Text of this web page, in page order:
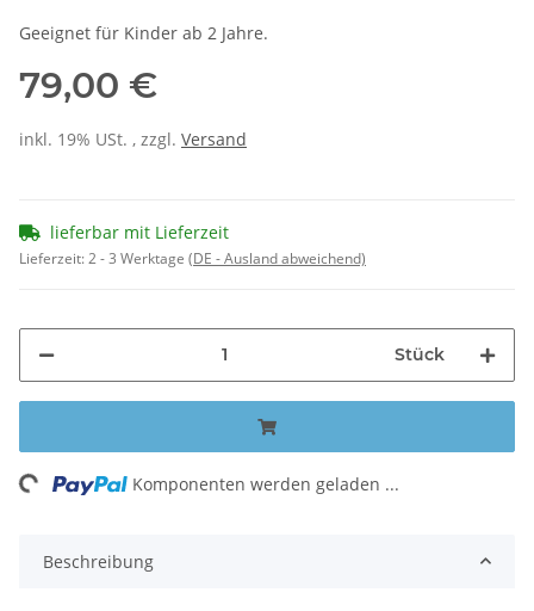
Geeignet für Kinder ab 2 Jahre.
79,00 €
inkl. 19% USt. , zzgl. Versand
lieferbar mit Lieferzeit
Lieferzeit:2 - 3 Werktage (DE - Ausland abweichend)
Stück
Komponenten werden geladen ...
Beschreibung